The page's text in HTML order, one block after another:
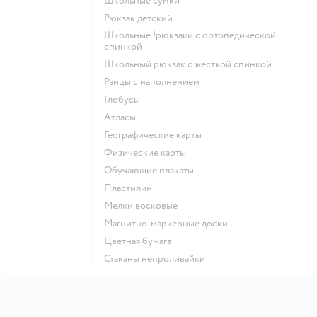
Рюкзак детский
Школьные !рюкзаки с ортопедической
спинкой
Школьный рюкзак с жесткой спинкой
Ранцы с наполнением
Глобусы
Атласы
Географические карты
Физические карты
Обучающие плакаты
Пластилин
Мелки восковые
Магнитно-маркерные доски
Цветная бумага
Стаканы непроливайки